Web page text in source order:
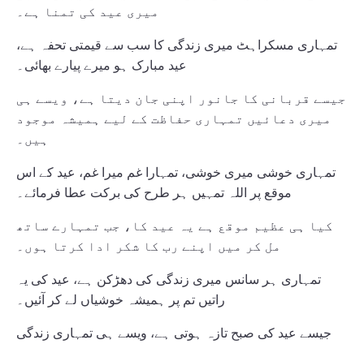
میری عید کی تمنا ہے۔
تمہاری مسکراہٹ میری زندگی کا سب سے قیمتی تحفہ ہے،
عید مبارک ہو میرے پیارے بھائی۔
جیسے قربانی کا جانور اپنی جان دیتا ہے، ویسے ہی
میری دعائیں تمہاری حفاظت کے لیے ہمیشہ موجود
ہیں۔
تمہاری خوشی میری خوشی، تمہارا غم میرا غم، عید کے اس
موقع پر اللہ تمہیں ہر طرح کی برکت عطا فرمائے۔
کیا ہی عظیم موقع ہے یہ عید کا، جب تمہارے ساتھ
مل کر میں اپنے رب کا شکر ادا کرتا ہوں۔
تمہاری ہر سانس میری زندگی کی دھڑکن ہے، عید کی یہ
راتیں تم پر ہمیشہ خوشیاں لے کر آئیں۔
جیسے عید کی صبح تازہ ہوتی ہے، ویسے ہی تمہاری زندگی